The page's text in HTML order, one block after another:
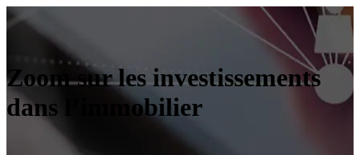
Zoom sur les investissements
dans l’immobilier